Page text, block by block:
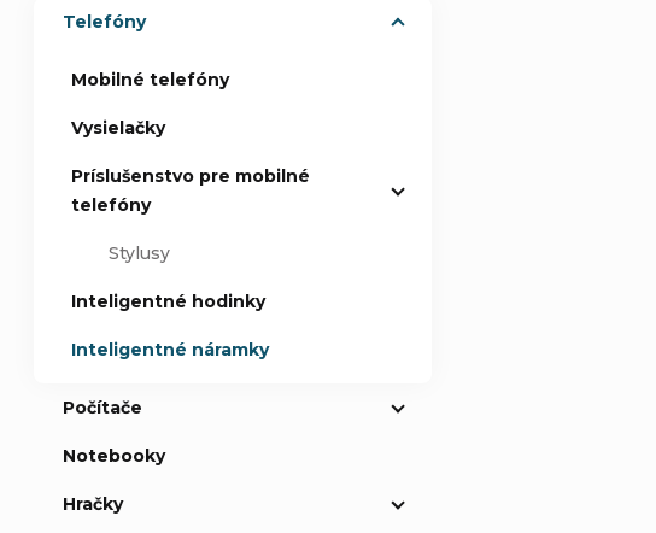
Telefóny
Mobilné telefóny
Vysielačky
Príslušenstvo pre mobilné
telefóny
Stylusy
Inteligentné hodinky
Inteligentné náramky
Počítače
Notebooky
Hračky